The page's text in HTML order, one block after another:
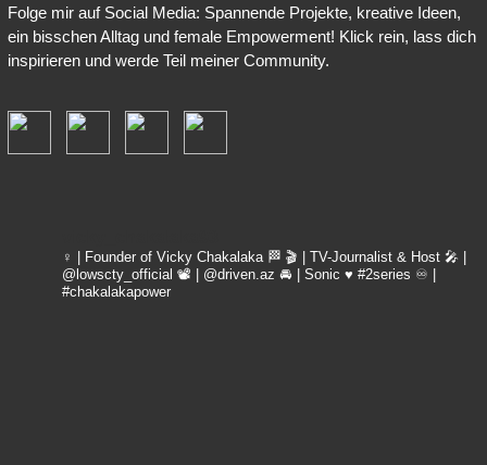
Folge mir auf Social Media: Spannende Projekte, kreative Ideen,
ein bisschen Alltag und female Empowerment! Klick rein, lass dich
inspirieren und werde Teil meiner Community.
♀️ | Founder of Vicky Chakalaka 🏁 🎬 | TV-Journalist & Host🎤 |
@lowscty_official 📽 | @driven.az 🚘 | Sonic ♥️ #2series ♾️ |
#chakalakapower